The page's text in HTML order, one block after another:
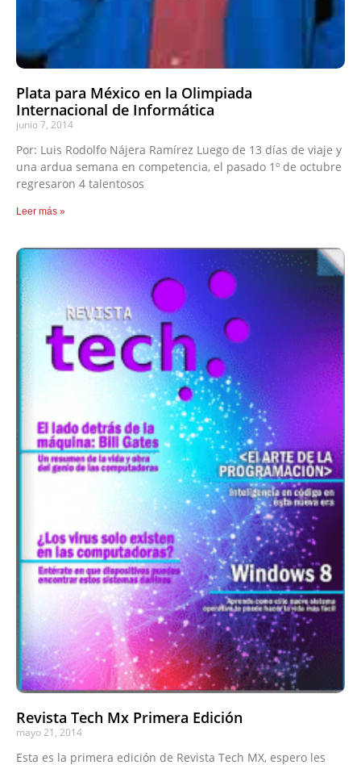
Plata para México en la Olimpiada
Internacional de Informática
junio 7, 2014
Por: Luis Rodolfo Nájera Ramírez Luego de 13 días de viaje y
una ardua semana en competencia, el pasado 1º de octubre
regresaron 4 talentosos
Leer más »
Revista Tech Mx Primera Edición
mayo 21, 2014
Esta es la primera edición de Revista Tech MX, espero les